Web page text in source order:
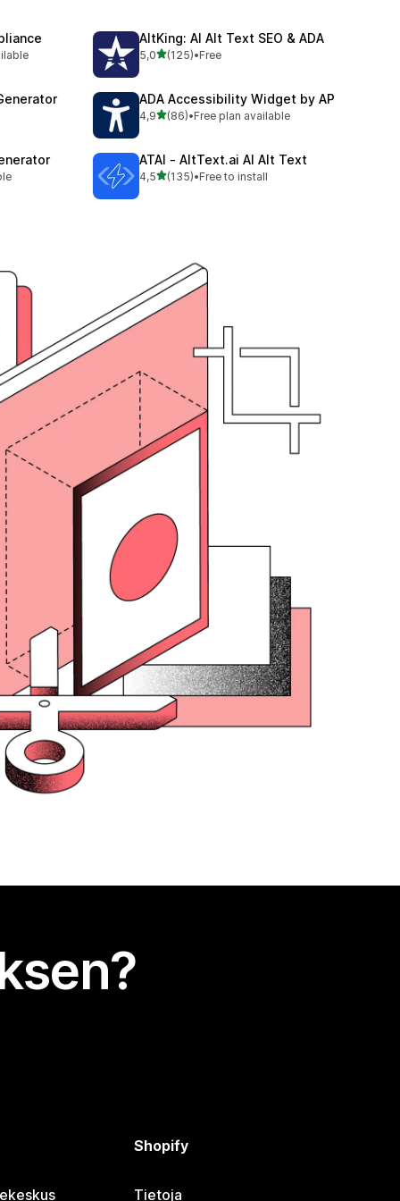
AltKing: AI Alt Text SEO & ADA
5,0/ 5 tähteä
(125)
125 arvostelua yhteensä
•Free
ADA Accessibility Widget by AP
4,9/ 5 tähteä
(86)
86 arvostelua yhteensä
•Free plan available
ATAI ‑ AltText.ai AI Alt Text
4,5/ 5 tähteä
(135)
135 arvostelua yhteensä
•Free to install
Shopify
Tietoja